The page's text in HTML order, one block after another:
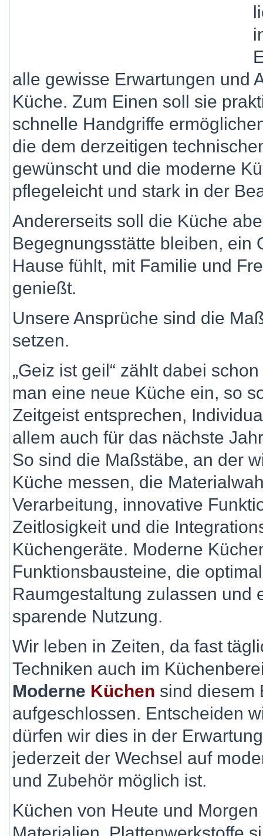
alle gewisse Erwartungen und
Küche. Zum Einen soll sie
schnelle Handgriffe
die dem derzeitigen
gewünscht und die moderne
pflegeleicht und stark in der
Andererseits soll die Küche
Begegnungsstätte bleiben, ein
Hause fühlt, mit Familie und
genießt.
Unsere Ansprüche sind die
setzen.
„Geiz ist geil“ zählt dabei
man eine neue Küche ein, so
Zeitgeist entsprechen,
allem auch für das nächste
So sind die Maßstäbe, an der
Küche messen, die
Verarbeitung, innovative
Zeitlosigkeit und die
Küchengeräte. Moderne
Funktionsbausteine, die
Raumgestaltung zulassen und
sparende Nutzung.
Wir leben in Zeiten, da fast
Techniken auch im
Moderne Küchen sind diesem
aufgeschlossen. Entscheiden
dürfen wir dies in der
jederzeit der Wechsel auf
und Zubehör möglich ist.
Küchen von Heute und